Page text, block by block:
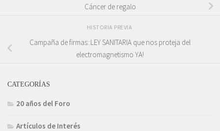
Cáncer de regalo
HISTORIA PREVIA
Campaña de firmas::LEY SANITARIA que nos proteja del
electromagnetismo YA!
CATEGORÍAS
20 años del Foro
Artículos de Interés